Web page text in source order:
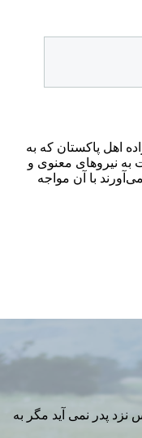
اهل پاکستان که به
به نیروهای معنوی و
با آن مواجه
پدر نمی آید مگر به